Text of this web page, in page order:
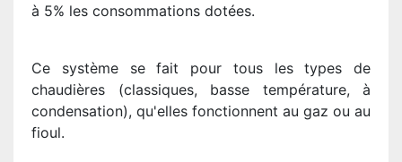
à 5% les consommations dotées.
Ce système se fait pour tous les types de
chaudières (classiques, basse température, à
condensation), qu'elles fonctionnent au gaz ou au
fioul.